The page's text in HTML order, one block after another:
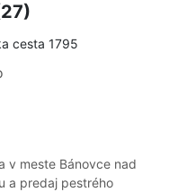
cesta 1795
v meste Bánovce nad
a predaj pestrého